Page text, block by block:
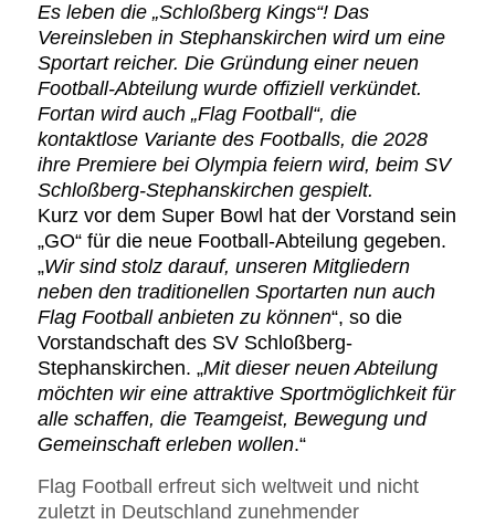
Es leben die „Schloßberg Kings“! Das
Vereinsleben in Stephanskirchen wird um eine
Sportart reicher. Die Gründung einer neuen
Football-Abteilung wurde offiziell verkündet.
Fortan wird auch „Flag Football“, die
kontaktlose Variante des Footballs, die 2028
ihre Premiere bei Olympia feiern wird, beim SV
Schloßberg-Stephanskirchen gespielt.
Kurz vor dem Super Bowl hat der Vorstand sein
„GO“ für die neue Football-Abteilung gegeben.
„Wir sind stolz darauf, unseren Mitgliedern
neben den traditionellen Sportarten nun auch
Flag Football anbieten zu können“, so die
Vorstandschaft des SV Schloßberg-
Stephanskirchen. „Mit dieser neuen Abteilung
möchten wir eine attraktive Sportmöglichkeit für
alle schaffen, die Teamgeist, Bewegung und
Gemeinschaft erleben wollen.“
Flag Football erfreut sich weltweit und nicht
zuletzt in Deutschland zunehmender